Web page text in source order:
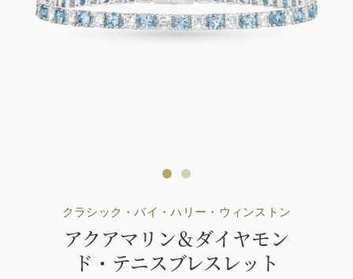
クラシック・バイ・ハリー・ウィンストン
アクアマリン＆ダイヤモン
ド・テニスブレスレット